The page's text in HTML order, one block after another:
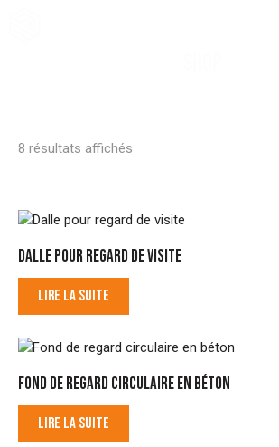
8 résultats affichés
DALLE POUR REGARD DE VISITE
LIRE LA SUITE
FOND DE REGARD CIRCULAIRE EN BÉTON
LIRE LA SUITE